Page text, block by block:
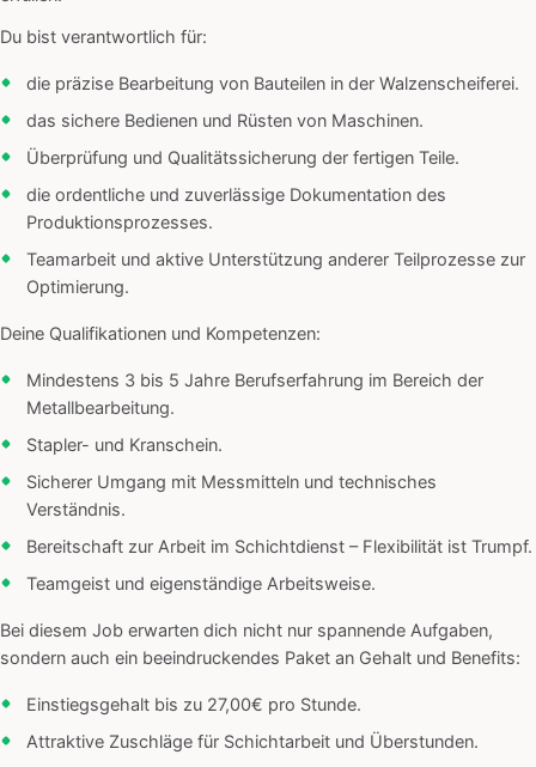
Du bist verantwortlich für:
die präzise Bearbeitung von Bauteilen in der Walzenscheiferei.
das sichere Bedienen und Rüsten von Maschinen.
Überprüfung und Qualitätssicherung der fertigen Teile.
die ordentliche und zuverlässige Dokumentation des
Produktionsprozesses.
Teamarbeit und aktive Unterstützung anderer Teilprozesse zur
Optimierung.
Deine Qualifikationen und Kompetenzen:
Mindestens 3 bis 5 Jahre Berufserfahrung im Bereich der
Metallbearbeitung.
Stapler- und Kranschein.
Sicherer Umgang mit Messmitteln und technisches
Verständnis.
Bereitschaft zur Arbeit im Schichtdienst – Flexibilität ist Trumpf.
Teamgeist und eigenständige Arbeitsweise.
Bei diesem Job erwarten dich nicht nur spannende Aufgaben,
sondern auch ein beeindruckendes Paket an Gehalt und Benefits:
Einstiegsgehalt bis zu 27,00€ pro Stunde.
Attraktive Zuschläge für Schichtarbeit und Überstunden.